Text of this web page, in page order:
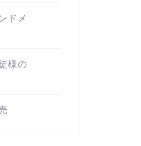
ドメ
様の